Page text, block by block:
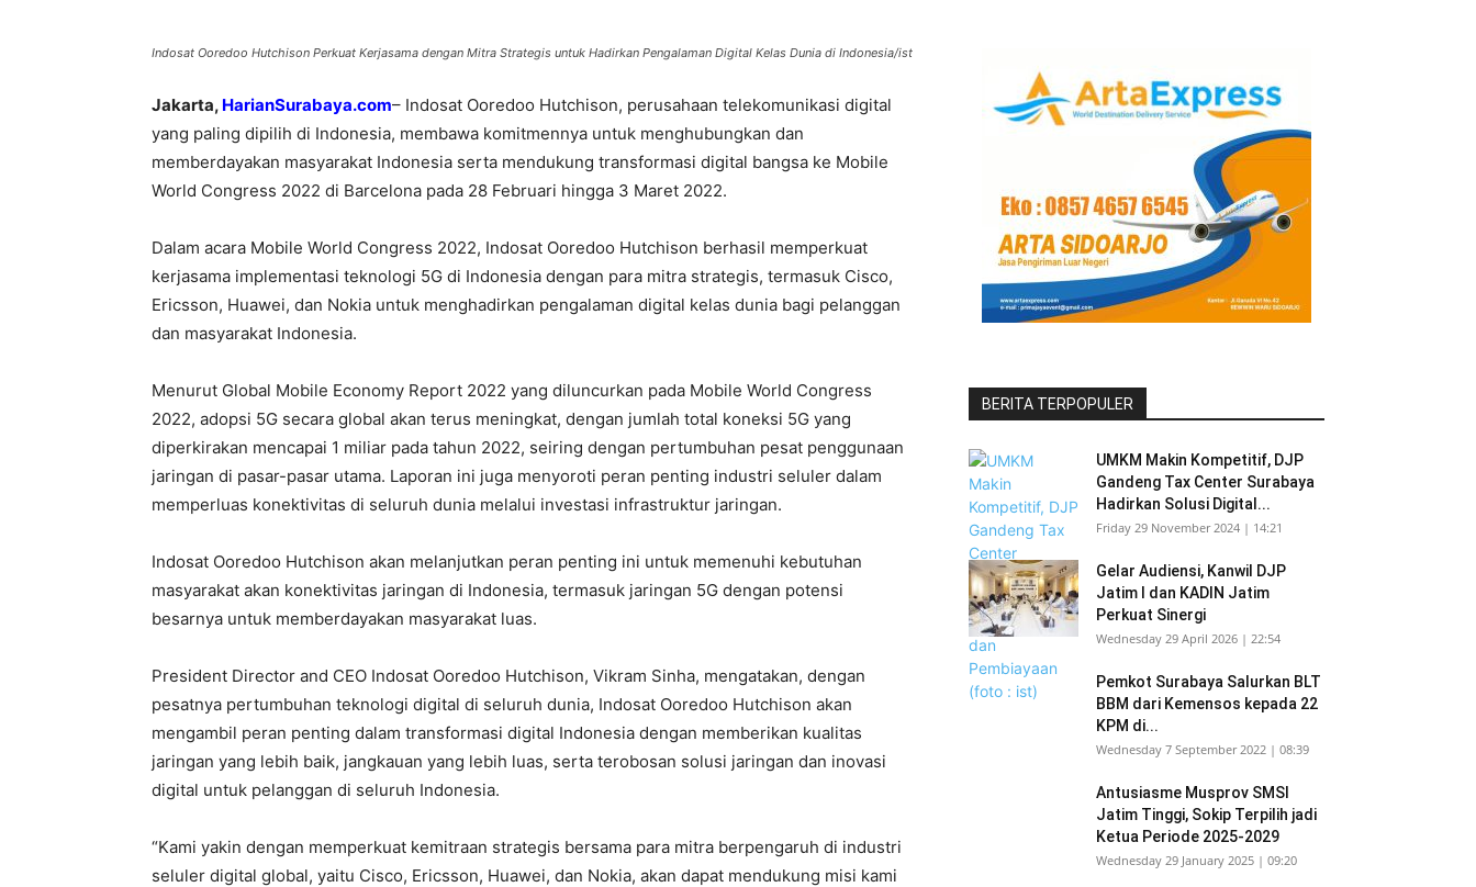
Indosat Ooredoo Hutchison Perkuat Kerjasama dengan Mitra Strategis untuk Hadirkan Pengalaman Digital Kelas Dunia di Indonesia/ist
Jakarta, HarianSurabaya.com– Indosat Ooredoo Hutchison, perusahaan telekomunikasi digital
yang paling dipilih di Indonesia, membawa komitmennya untuk menghubungkan dan
memberdayakan masyarakat Indonesia serta mendukung transformasi digital bangsa ke Mobile
World Congress 2022 di Barcelona pada 28 Februari hingga 3 Maret 2022.
Dalam acara Mobile World Congress 2022, Indosat Ooredoo Hutchison berhasil memperkuat
kerjasama implementasi teknologi 5G di Indonesia dengan para mitra strategis, termasuk Cisco,
Ericsson, Huawei, dan Nokia untuk menghadirkan pengalaman digital kelas dunia bagi pelanggan
dan masyarakat Indonesia.
Menurut Global Mobile Economy Report 2022 yang diluncurkan pada Mobile World Congress
2022, adopsi 5G secara global akan terus meningkat, dengan jumlah total koneksi 5G yang
diperkirakan mencapai 1 miliar pada tahun 2022, seiring dengan pertumbuhan pesat penggunaan
jaringan di pasar-pasar utama. Laporan ini juga menyoroti peran penting industri seluler dalam
memperluas konektivitas di seluruh dunia melalui investasi infrastruktur jaringan.
Indosat Ooredoo Hutchison akan melanjutkan peran penting ini untuk memenuhi kebutuhan
masyarakat akan konektivitas jaringan di Indonesia, termasuk jaringan 5G dengan potensi
besarnya untuk memberdayakan masyarakat luas.
President Director and CEO Indosat Ooredoo Hutchison, Vikram Sinha, mengatakan, dengan
pesatnya pertumbuhan teknologi digital di seluruh dunia, Indosat Ooredoo Hutchison akan
mengambil peran penting dalam transformasi digital Indonesia dengan memberikan kualitas
jaringan yang lebih baik, jangkauan yang lebih luas, serta terobosan solusi jaringan dan inovasi
digital untuk pelanggan di seluruh Indonesia.
“Kami yakin dengan memperkuat kemitraan strategis bersama para mitra berpengaruh di industri
seluler digital global, yaitu Cisco, Ericsson, Huawei, dan Nokia, akan dapat mendukung misi kami
BERITA TERPOPULER
UMKM Makin Kompetitif, DJP
Gandeng Tax Center Surabaya
Hadirkan Solusi Digital...
Friday 29 November 2024 | 14:21
Gelar Audiensi, Kanwil DJP
Jatim I dan KADIN Jatim
Perkuat Sinergi
Wednesday 29 April 2026 | 22:54
Pemkot Surabaya Salurkan BLT
BBM dari Kemensos kepada 22
KPM di...
Wednesday 7 September 2022 | 08:39
Antusiasme Musprov SMSI
Jatim Tinggi, Sokip Terpilih jadi
Ketua Periode 2025-2029
Wednesday 29 January 2025 | 09:20